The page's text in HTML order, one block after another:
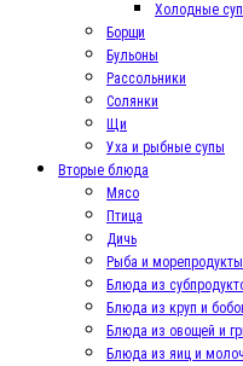
Холодные
Борщи
Бульоны
Рассольники
Солянки
Щи
Уха и рыбные супы
Вторые блюда
Мясо
Птица
Дичь
Рыба и морепродукты
Блюда из
Блюда из круп и
Блюда из овощей и
Блюда из яиц и